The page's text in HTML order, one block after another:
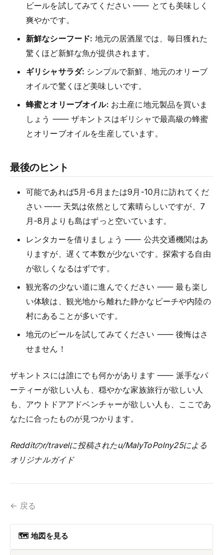
ビールを試してみてください —— とても美味しく
爽やかです。
新鮮なシーフード: 地元の居酒屋では、毎日獲れた
驚くほど新鮮な魚が提供されます。
ギリシャサラダ: シンプルで新鮮、地元のオリーブ
オイルで驚くほど美味しいです。
蜂蜜とオリーブオイル: お土産に地元製品を買いま
しょう —— ザキントスはギリシャで最高級の蜂蜜
とオリーブオイルを生産しています。
最後のヒント
可能であれば5月-6月または9月-10月に訪れてくだ
さい —— 天気は依然として素晴らしいですが、7
月-8月よりも島はずっと空いています。
レンタカーを借りましょう —— 公共交通機関はあ
りますが、遅くて本数が少ないです。探索する自由
が欲しくなるはずです。
観光客の少ない道に進んでください —— 最も楽し
い体験は、観光地から離れた静かなビーチや内陸の
村にあることが多いです。
地元のビールを試してみてください —— 後悔はさ
せません！
ザキントスには誰にでも何かがあります —— 派手なパ
ーティーが欲しい人も、穏やかな家族旅行が欲しい人
も、アウトドアアドベンチャーが欲しい人も、ここであ
なたに合ったものが見つかります。
Redditのr/travelに投稿されたu/MalyToPolny25による
オリジナルガイド
← 戻る
🗺 地図を見る